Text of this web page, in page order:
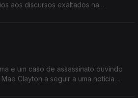
aos discursos exaltados na
e um caso de assassinato ouvindo
Clayton a seguir a uma notícia